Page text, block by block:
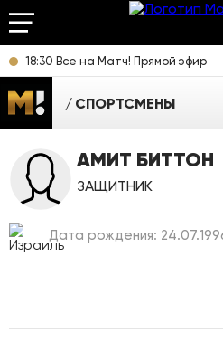
18:30 Все на Матч! Прямой эфир
СПОРТСМЕНЫ
АМИТ БИТТОН
ЗАЩИТНИК
Дата рождения: